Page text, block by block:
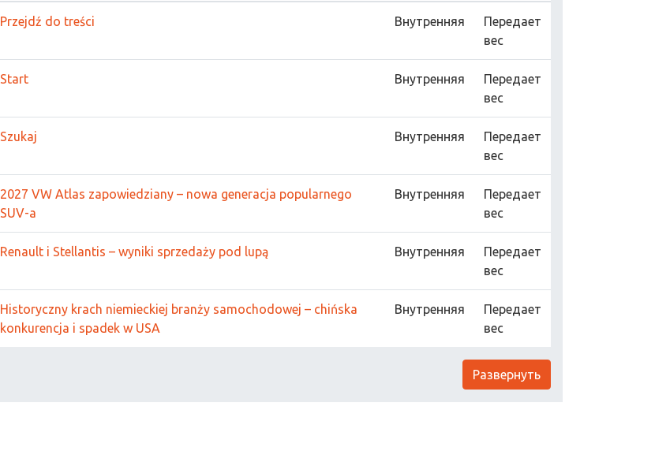
Przejdź do treści Внутренняя
Передает
вес
Start Внутренняя
Передает
вес
Szukaj Внутренняя
Передает
вес
2027 VW Atlas zapowiedziany – nowa generacja popularnego
SUV-a
Внутренняя
Передает
вес
Renault i Stellantis – wyniki sprzedaży pod lupą Внутренняя
Передает
вес
Historyczny krach niemieckiej branży samochodowej – chińska
konkurencja i spadek w USA
Внутренняя
Передает
вес
Развернуть